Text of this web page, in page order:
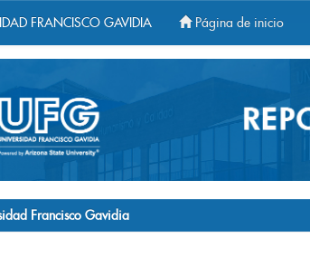
FRANCISCO GAVIDIA Página de inicio
Francisco Gavidia